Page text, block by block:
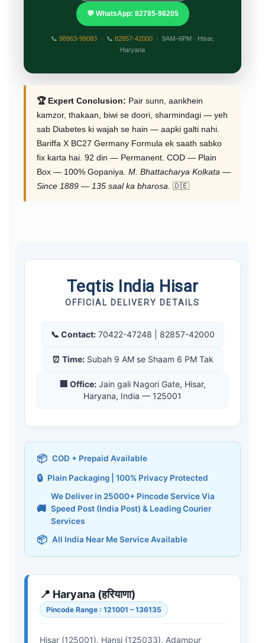
💬 WhatsApp: 82785-98205
📞 98963-99083 · 📞 82857-42000 · 9AM–6PM · Hisar,
Haryana
🏆 Expert Conclusion: Pair sunn, aankhein
kamzor, thakaan, biwi se doori, sharmindagi — yeh
sab Diabetes ki wajah se hain — aapki galti nahi.
Bariffa X BC27 Germany Formula ek saath sabko
fix karta hai. 92 din — Permanent. COD — Plain
Box — 100% Gopaniya. M. Bhattacharya Kolkata —
Since 1889 — 135 saal ka bharosa. 🇩🇪
Teqtis India Hisar
OFFICIAL DELIVERY DETAILS
📞 Contact:70422-47248 | 82857-42000
⏰ Time:Subah 9 AM se Shaam 6 PM Tak
🏢 Office:Jain gali Nagori Gate, Hisar,
Haryana, India — 125001
📦 COD + Prepaid Available
🔒 Plain Packaging | 100% Privacy Protected
🚚
We Deliver in 25000+ Pincode Service Via
Speed Post (India Post) & Leading Courier
Services
📦 All India Near Me Service Available
📍 Haryana (हरियाणा)
Pincode Range : 121001 – 136135
Hisar (125001), Hansi (125033), Adampur